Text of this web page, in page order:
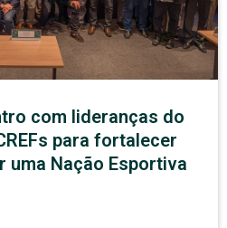
com lideranças do
para fortalecer
uma Nação Esportiva